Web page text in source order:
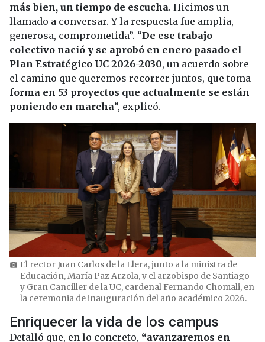
más bien, un tiempo de escucha. Hicimos un
llamado a conversar. Y la respuesta fue amplia,
generosa, comprometida”. “De ese trabajo
colectivo nació y se aprobó en enero pasado el
Plan Estratégico UC 2026-2030, un acuerdo sobre
el camino que queremos recorrer juntos, que toma
forma en 53 proyectos que actualmente se están
poniendo en marcha”, explicó.
photo_camera El rector Juan Carlos de la Llera, junto a la ministra de
Educación, María Paz Arzola, y el arzobispo de Santiago
y Gran Canciller de la UC, cardenal Fernando Chomali, en
la ceremonia de inauguración del año académico 2026.
Enriquecer la vida de los campus
Detalló que, en lo concreto, “avanzaremos en